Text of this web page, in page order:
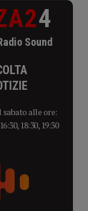
4
Sound
alle ore:
18:30, 19:30